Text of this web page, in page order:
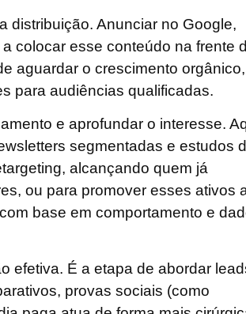
distribuição. Anunciar no Google,
colocar esse conteúdo na frente
aguardar o crescimento
para audiências qualificadas.
e aprofundar o interesse.
segmentadas e estudos
alcançando quem já
ou para promover esses ativos
base em comportamento e
efetiva. É a etapa de abordar
provas sociais (como